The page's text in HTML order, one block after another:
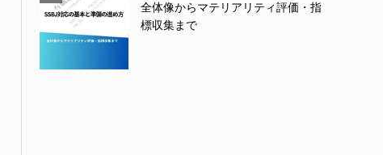
全体像からマテリアリティ評価・指
標収集まで